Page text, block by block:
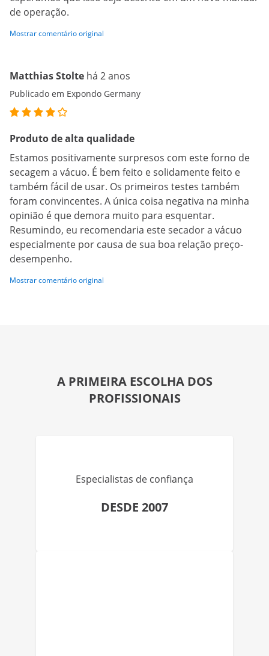
de operação.
Mostrar comentário original
Matthias Stolte há 2 anos
Publicado em Expondo Germany
Produto de alta qualidade
Estamos positivamente surpresos com este forno de
secagem a vácuo. É bem feito e solidamente feito e
também fácil de usar. Os primeiros testes também
foram convincentes. A única coisa negativa na minha
opinião é que demora muito para esquentar.
Resumindo, eu recomendaria este secador a vácuo
especialmente por causa de sua boa relação preço-
desempenho.
Mostrar comentário original
A PRIMEIRA ESCOLHA DOS
PROFISSIONAIS
Especialistas de confiança
DESDE 2007